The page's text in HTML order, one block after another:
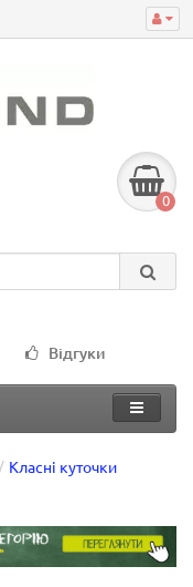
0
Відгуки
Класні куточки